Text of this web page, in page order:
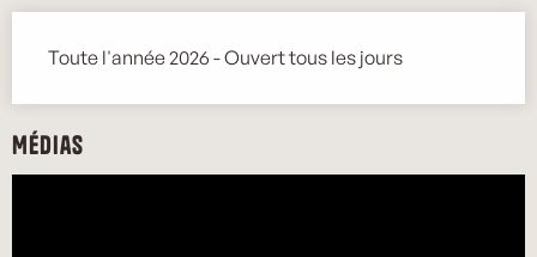
Toute l'année 2026 - Ouvert tous les jours
Médias